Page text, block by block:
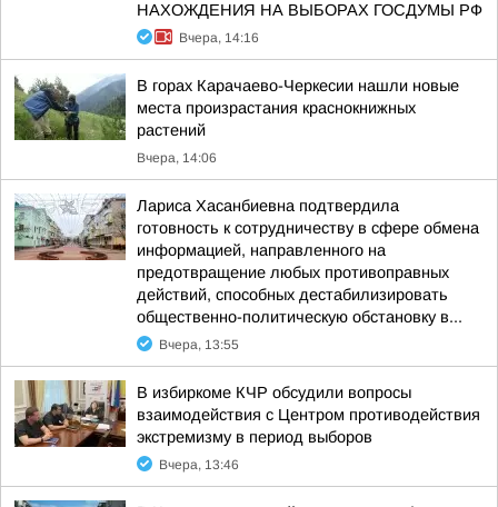
НАХОЖДЕНИЯ НА ВЫБОРАХ ГОСДУМЫ РФ
Вчера, 14:16
В горах Карачаево-Черкесии нашли новые
места произрастания краснокнижных
растений
Вчера, 14:06
Лариса Хасанбиевна подтвердила
готовность к сотрудничеству в сфере обмена
информацией, направленного на
предотвращение любых противоправных
действий, способных дестабилизировать
общественно-политическую обстановку в...
Вчера, 13:55
В избиркоме КЧР обсудили вопросы
взаимодействия с Центром противодействия
экстремизму в период выборов
Вчера, 13:46